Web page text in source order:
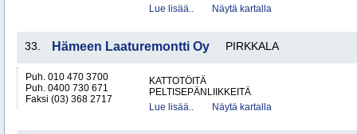
Lue lisää..
Näytä kartalla
33. Hämeen Laaturemontti Oy PIRKKALA
Puh. 010 470 3700
Puh. 0400 730 671
Faksi (03) 368 2717
KATTOTÖITÄ
PELTISEPÄNLIIKKEITÄ
Lue lisää..
Näytä kartalla